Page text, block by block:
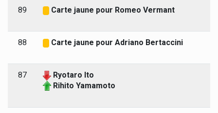
89 Carte jaune pour Romeo Vermant
88 Carte jaune pour Adriano Bertaccini
87
Ryotaro Ito
Rihito Yamamoto